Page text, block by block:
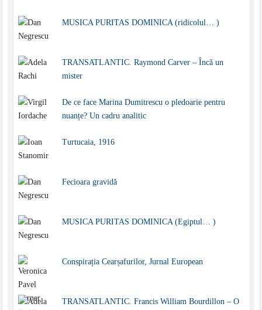
MUSICA PURITAS DOMINICA (ridicolul… )
TRANSATLANTIC. Raymond Carver – Încă un
mister
De ce face Marina Dumitrescu o pledoarie pentru
nuanțe? Un cadru analitic
Turtucaia, 1916
Fecioara gravidă
MUSICA PURITAS DOMINICA (Egiptul… )
Conspirația Cearșafurilor, Jurnal European
TRANSATLANTIC. Francis William Bourdillon – O